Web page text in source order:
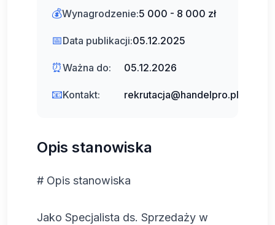
💰Wynagrodzenie:5 000 - 8 000 zł
📅Data publikacji:05.12.2025
⏰Ważna do: 05.12.2026
📧Kontakt: rekrutacja@handelpro.pl
Opis stanowiska
# Opis stanowiska
Jako Specjalista ds. Sprzedaży w